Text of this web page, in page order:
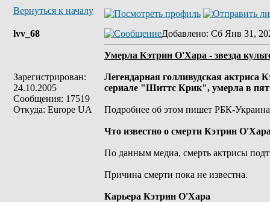
Вернуться к началу
lvv_68
Зарегистрирован:
24.10.2005
Сообщения: 17519
Откуда: Europe UA
Добавлено: Сб Янв 31,
Умерла Кэтрин О'Хара - звезда
Легендарная голливудская
сериале "Шиттс Крик", умерла в
Подробнее об этом пишет РБК-
Что известно о смерти Кэтрин
По данным медиа, смерть актрисы
Причина смерти пока не известна.
Карьера Кэтрин О'Хара